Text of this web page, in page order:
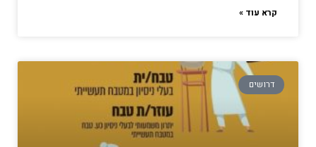
קרא עוד »
דרושים